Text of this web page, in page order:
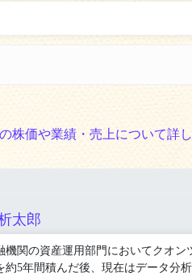
株価や業績・売上について詳
太郎
機関の資産運用部門においてクオン
約5年間積んだ後、現在はデータ分